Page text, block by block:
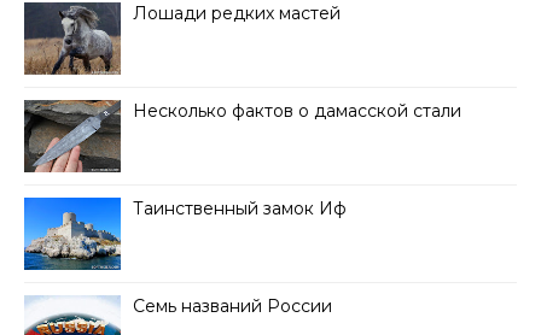
Лошади редких мастей
Несколько фактов о дамасской стали
Таинственный замок Иф
Семь названий России